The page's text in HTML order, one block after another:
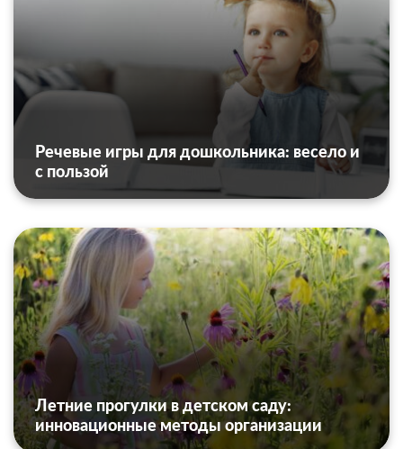
Речевые игры для дошкольника: весело и
с пользой
Летние прогулки в детском саду:
инновационные методы организации